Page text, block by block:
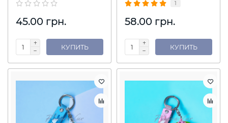
45.00 грн.
КУПИТЬ
1
58.00 грн.
КУПИТЬ